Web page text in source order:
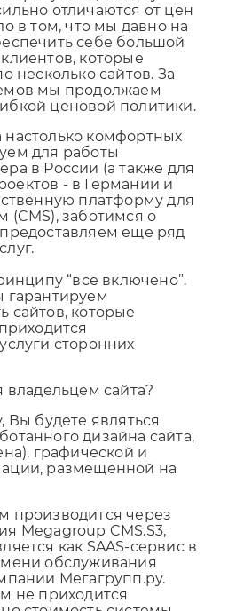
почему
отличаются от цен
в том, что мы давно на
себе большой
которые
несколько сайтов. За
мы продолжаем
комфортных
для работы
в России (а также для
- в Германии и
платформу для
(CMS), заботимся о
еще ряд
“все включено”.
гарантируем
сайтов, которые
сторонних
Вы будете являться
дизайна сайта,
графической и
размещенной на
производится через
Megagroup CMS.S3,
как SAAS-сервис в
обслуживания
Мегагрупп.ру.